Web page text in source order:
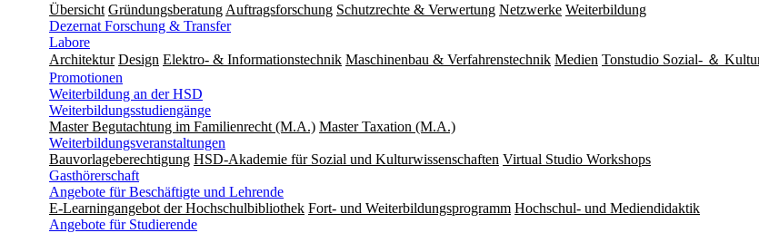
Übersicht Gründungsberatung Auftragsforschung Schutzrechte & Verwertung Netzwerke Weiterbildung
Dezernat Forschung & Transfer
Labore
Architektur Design Elektro- & Informationstechnik Maschinenbau & Verfahrenstechnik Medien Tonstudio Sozial- ＆
Promotionen
Weiterbildung an der HSD
Weiterbildungsstudiengänge
Master Begutachtung im Familienrecht (M.A.) Master Taxation (M.A.)
Weiterbildungsveranstaltungen
Bauvorlageberechtigung HSD-Akademie für Sozial und Kulturwissenschaften Virtual Studio Workshops
Gasthörerschaft
Angebote für Beschäftigte und Lehrende
E-Learningangebot der Hochschulbibliothek Fort- und Weiterbildungsprogramm Hochschul- und Mediendidaktik
Angebote für Studierende